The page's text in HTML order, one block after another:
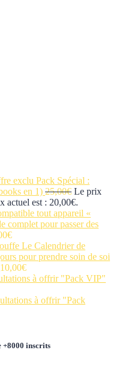
Pack Spécial :
en 1) 25,00€ Le prix
actuel est : 20,00€.
«
complet pour passer des
€
Le Calendrier de
pour prendre soin de soi
10,00€
à offrir "Pack VIP"
à offrir "Pack
+8000 inscrits